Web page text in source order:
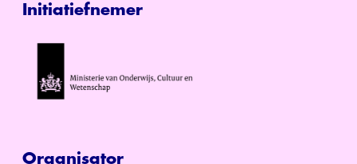
Initiatiefnemer
Organisator